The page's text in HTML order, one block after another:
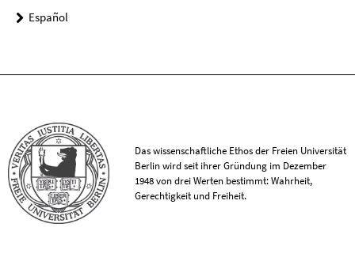
Español
Das wissenschaftliche Ethos der Freien Universität
Berlin wird seit ihrer Gründung im Dezember
1948 von drei Werten bestimmt: Wahrheit,
Gerechtigkeit und Freiheit.